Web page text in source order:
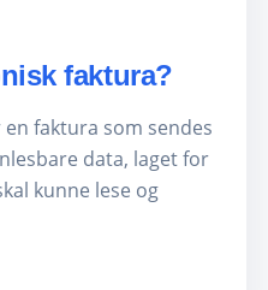
faktura?
faktura som sendes
data, laget for
kunne lese og